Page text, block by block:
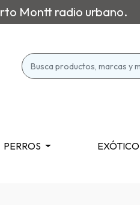
Montt radio urbano.
PERROS EXÓTICO